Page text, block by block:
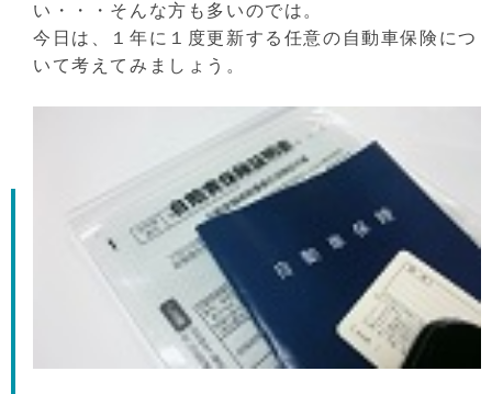
い・・・そんな方も多いのでは。
今日は、１年に１度更新する任意の自動車保険につ
いて考えてみましょう。